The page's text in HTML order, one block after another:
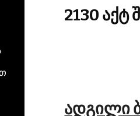
2130 აქტ
ადგილი